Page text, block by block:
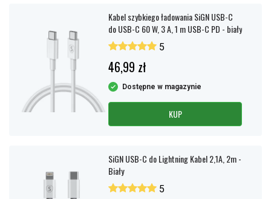
Kabel szybkiego ładowania SiGN USB-C
do USB-C 60 W, 3 A, 1 m USB-C PD - biały
5
46,99 zł
Dostępne w magazynie
KUP
SiGN USB-C do Lightning Kabel 2,1A, 2m -
Biały
5